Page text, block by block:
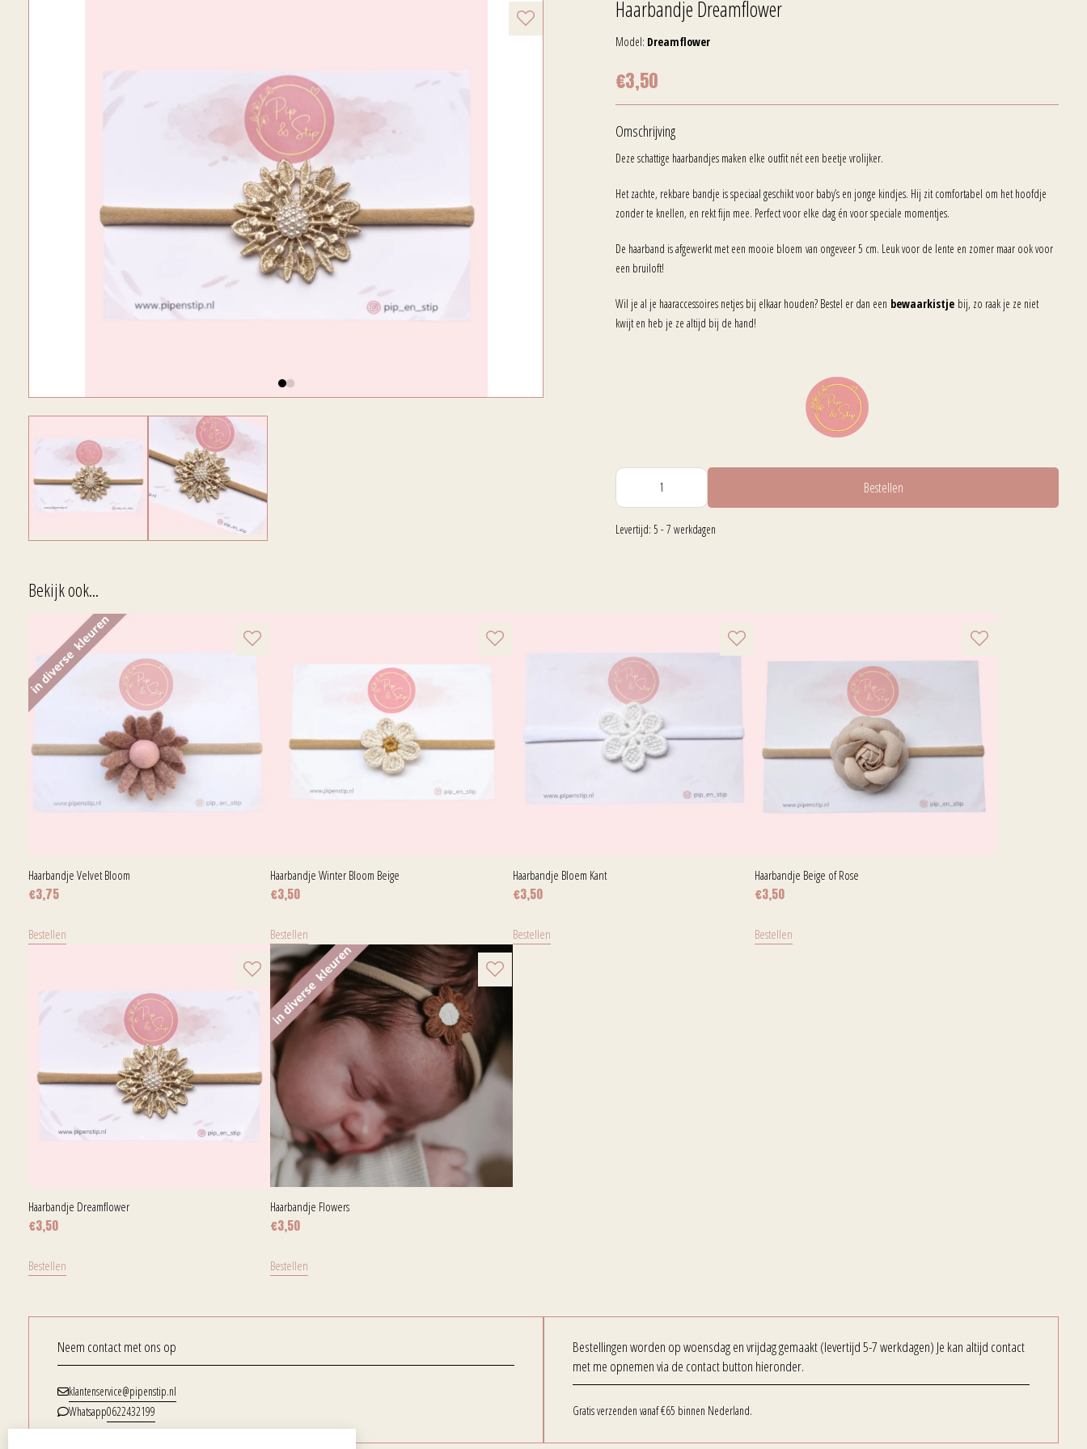
Haarbandje Dreamflower
Model: Dreamflower
€3,50
Omschrijving
Deze schattige haarbandjes maken elke outfit nét een beetje vrolijker.
Het zachte, rekbare bandje is speciaal geschikt voor baby’s en jonge kindjes. Hij zit comfortabel om het hoofdje
zonder te knellen, en rekt fijn mee. Perfect voor elke dag én voor speciale momentjes.
De haarband is afgewerkt met een mooie bloem van ongeveer 5 cm. Leuk voor de lente en zomer maar ook voor
een bruiloft!
Wil je al je haaraccessoires netjes bij elkaar houden? Bestel er dan een bewaarkistje bij, zo raak je ze niet
kwijt en heb je ze altijd bij de hand!
Bestellen
Levertijd: 5 - 7 werkdagen
Bekijk ook...
Haarbandje Velvet Bloom
€3,75
Bestellen
Haarbandje Winter Bloom Beige
€3,50
Bestellen
Haarbandje Bloem Kant
€3,50
Bestellen
Haarbandje Beige of Rose
€3,50
Bestellen
Haarbandje Dreamflower
€3,50
Bestellen
Haarbandje Flowers
€3,50
Bestellen
Neem contact met ons op
klantenservice@pipenstip.nl
Whatsapp0622432199
Bestellingen worden op woensdag en vrijdag gemaakt (levertijd 5-7 werkdagen) Je kan altijd contact
met me opnemen via de contact button hieronder.
Gratis verzenden vanaf €65 binnen Nederland.